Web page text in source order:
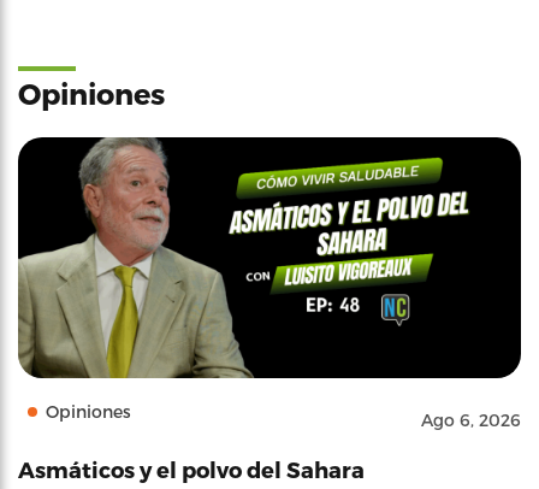
Opiniones
Opiniones Ago 6, 2026
Asmáticos y el polvo del Sahara